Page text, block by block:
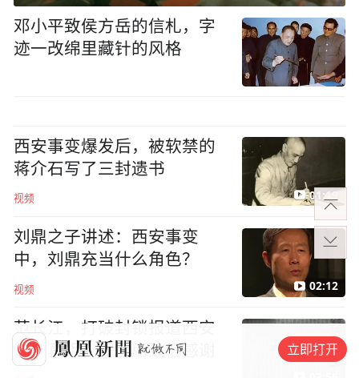
邓小平致侯方岳的信札，字
迹一改绵里藏针的风格
西安事变爆发后，被软禁的
蒋介石写了三封遗书
视频 01:19
刘鼎之子讲述：西安事变
中，刘鼎充当什么角色？
视频 02:12
范长江，打破封锁报道西安
事变真相，毛主席致信感谢
立即打开